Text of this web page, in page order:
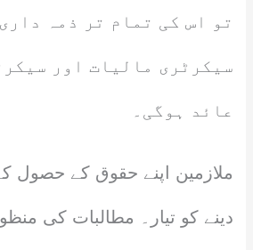
تو اس کی تمام تر ذمہ
سیکرٹری مالیات اور
عائد ہوگی۔
ملازمین اپنے حقوق کے حصول
دینے کو تیار۔ مطالبات کی